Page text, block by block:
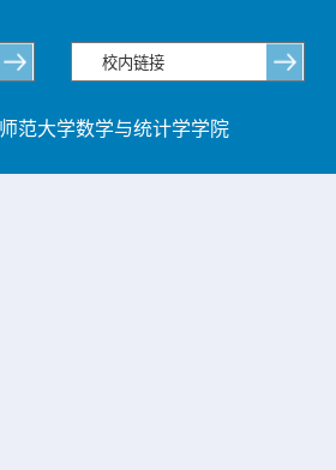
范大学数学与统计学学院